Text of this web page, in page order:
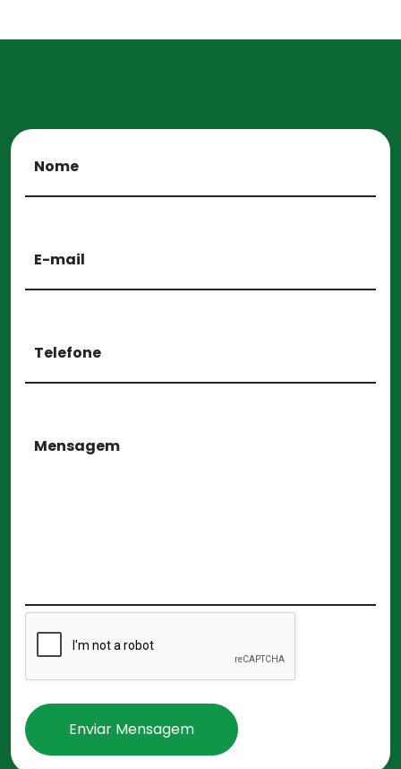
Enviar Mensagem